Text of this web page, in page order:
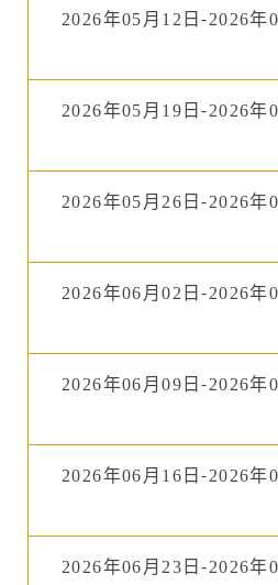
2026年05月12日-2026年
2026年05月19日-2026年
2026年05月26日-2026年
2026年06月02日-2026年
2026年06月09日-2026年
2026年06月16日-2026年
2026年06月23日-2026年